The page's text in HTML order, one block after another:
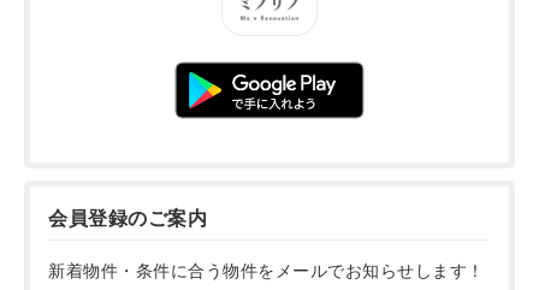
会員登録のご案内
新着物件・条件に合う物件をメールでお知らせします！